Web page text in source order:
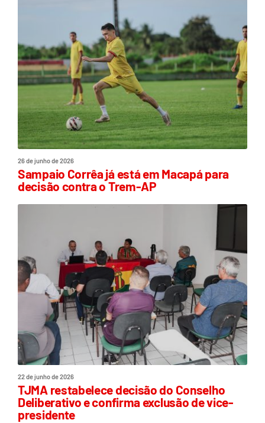
26 de junho de 2026
Sampaio Corrêa já está em Macapá para
decisão contra o Trem-AP
22 de junho de 2026
TJMA restabelece decisão do Conselho
Deliberativo e confirma exclusão de vice-
presidente